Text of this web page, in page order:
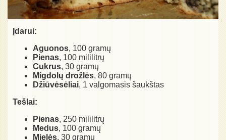
Įdarui:
Aguonos, 100 gramų
Pienas, 100 mililitrų
Cukrus, 30 gramų
Migdolų drožlės, 80 gramų
Džiūvėsėliai, 1 valgomasis šaukštas
Tešlai:
Pienas, 250 mililitrų
Medus, 100 gramų
Mielės, 30 gramų